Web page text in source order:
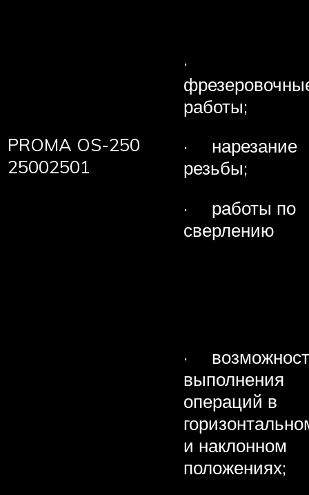
PROMA OS-250
25002501
·
работы;
· нарезание
резьбы;
· работы по
сверлению
·
выполнения
операций в
и наклонном
положениях;